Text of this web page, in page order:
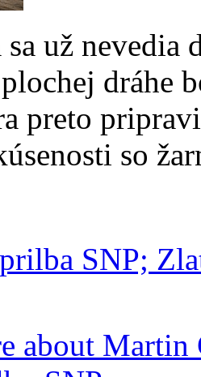
už nevedia
dráhe
preto
so
SNP;
about Martin